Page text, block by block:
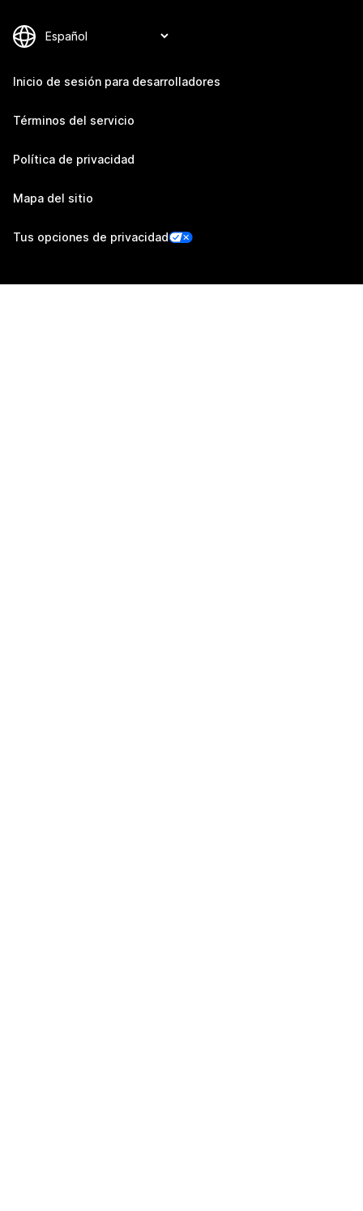
Inicio de sesión para desarrolladores
Términos del servicio
Política de privacidad
Mapa del sitio
Tus opciones de privacidad